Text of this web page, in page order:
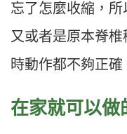
忘了怎麼收縮，所
又或者是原本脊
時動作都不夠正確
在家就可以做